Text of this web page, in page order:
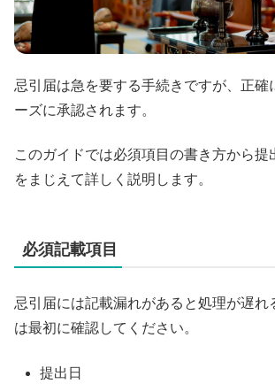
忌引届は急を要する手続きですが、正確
ーズに承認されます。
このガイドでは必須項目の書き方から提
をまじえて詳しく説明します。
必須記載項目
忌引届には記載漏れがあると処理が遅れ
は最初に確認してください。
提出日